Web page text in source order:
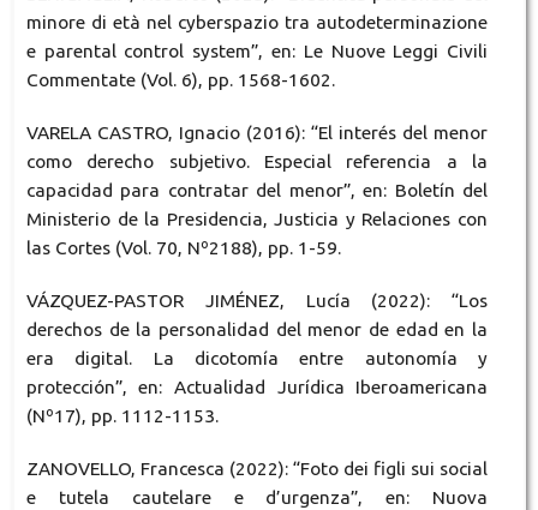
minore di età nel cyberspazio tra autodeterminazione
e parental control system”, en: Le Nuove Leggi Civili
Commentate (Vol. 6), pp. 1568-1602.
VARELA CASTRO, Ignacio (2016): “El interés del menor
como derecho subjetivo. Especial referencia a la
capacidad para contratar del menor”, en: Boletín del
Ministerio de la Presidencia, Justicia y Relaciones con
las Cortes (Vol. 70, Nº2188), pp. 1-59.
VÁZQUEZ-PASTOR JIMÉNEZ, Lucía (2022): “Los
derechos de la personalidad del menor de edad en la
era digital. La dicotomía entre autonomía y
protección”, en: Actualidad Jurídica Iberoamericana
(Nº17), pp. 1112-1153.
ZANOVELLO, Francesca (2022): “Foto dei figli sui social
e tutela cautelare e d’urgenza”, en: Nuova